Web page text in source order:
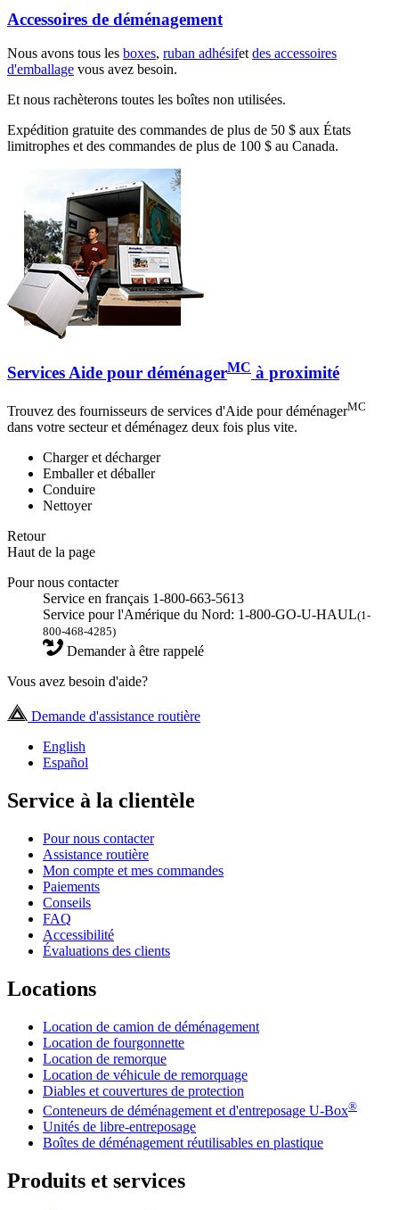
Accessoires de déménagement
Nous avons tous les boxes, ruban adhésifetdes accessoires
d'emballage vous avez besoin.
Et nous rachèterons toutes les boîtes non utilisées.
Expédition gratuite des commandes de plus de 50 $ aux États
limitrophes et des commandes de plus de 100 $ au Canada.
Services Aide pour déménagerMC à proximité
Trouvez des fournisseurs de services d'Aide pour déménagerMC
dans votre secteur et déménagez deux fois plus vite.
Charger et décharger
Emballer et déballer
Conduire
Nettoyer
Retour
Haut de la page
Pour nous contacter
Service en français 1-800-663-5613
Service pour l'Amérique du Nord: 1-800-GO-U-HAUL(1-
800-468-4285)
Demander à être rappelé
Vous avez besoin d'aide?
Demande d'assistance routière
English
Español
Service à la clientèle
Pour nous contacter
Assistance routière
Mon compte et mes commandes
Paiements
Conseils
FAQ
Accessibilité
Évaluations des clients
Locations
Location de camion de déménagement
Location de fourgonnette
Location de remorque
Location de véhicule de remorquage
Diables et couvertures de protection
Conteneurs de déménagement et d'entreposage U-Box®
Unités de libre-entreposage
Boîtes de déménagement réutilisables en plastique
Produits et services